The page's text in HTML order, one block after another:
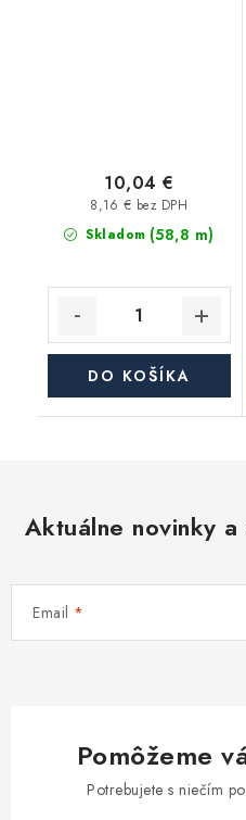
Skladom (58,8 m)
8,16 € bez DPH
10,04 €
DO KOŠÍKA
Aktuálne novinky
Email
Pomôžeme
Potrebujete s niečím